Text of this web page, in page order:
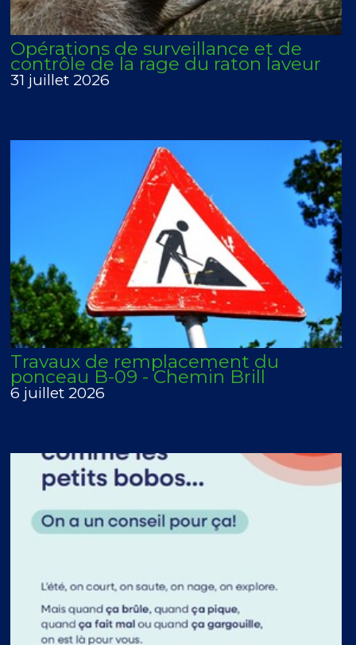
Opérations de surveillance et de
contrôle de la rage du raton laveur
31 juillet 2026
Travaux de remplacement du
ponceau B-09 - Chemin Brill
6 juillet 2026